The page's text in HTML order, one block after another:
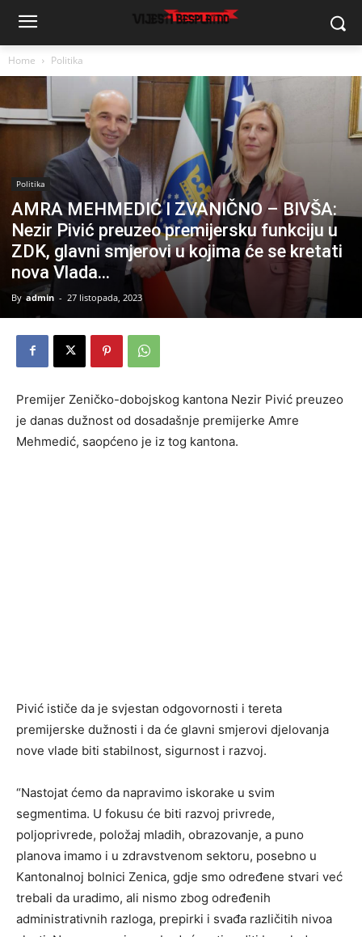
Home Politika
Politika
AMRA MEHMEDIĆ I ZVANIČNO – BIVŠA:
Nezir Pivić preuzeo premijersku funkciju u
ZDK, glavni smjerovi u kojima će se kretati
nova Vlada…
By admin - 27 listopada, 2023
Premijer Zeničko-dobojskog kantona Nezir Pivić preuzeo
je danas dužnost od dosadašnje premijerke Amre
Mehmedić, saopćeno je iz tog kantona.
Pivić ističe da je svjestan odgovornosti i tereta
premijerske dužnosti i da će glavni smjerovi djelovanja
nove vlade biti stabilnost, sigurnost i razvoj.
“Nastojat ćemo da napravimo iskorake u svim
segmentima. U fokusu će biti razvoj privrede,
poljoprivrede, položaj mladih, obrazovanje, a puno
planova imamo i u zdravstvenom sektoru, posebno u
Kantonalnoj bolnici Zenica, gdje smo određene stvari već
trebali da uradimo, ali nismo zbog određenih
administrativnih razloga, prepirki i svađa različitih nivoa